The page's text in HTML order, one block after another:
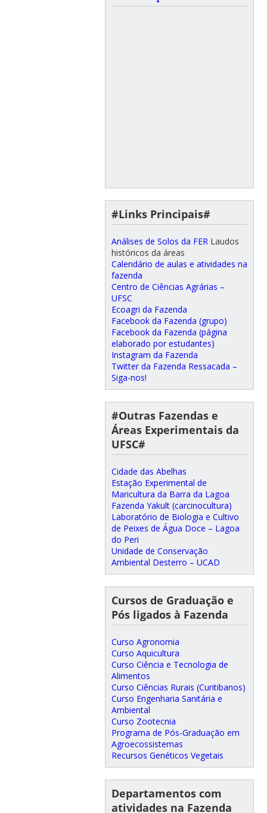
#Links Principais#
Análises de Solos da FER Laudos
históricos da áreas
Calendário de aulas e atividades na
fazenda
Centro de Ciências Agrárias –
UFSC
Ecoagri da Fazenda
Facebook da Fazenda (grupo)
Facebook da Fazenda (página
elaborado por estudantes)
Instagram da Fazenda
Twitter da Fazenda Ressacada –
Siga-nos!
#Outras Fazendas e
Áreas Experimentais da
UFSC#
Cidade das Abelhas
Estação Experimental de
Maricultura da Barra da Lagoa
Fazenda Yakult (carcinocultura)
Laboratório de Biologia e Cultivo
de Peixes de Água Doce – Lagoa
do Peri
Unidade de Conservação
Ambiental Desterro – UCAD
Cursos de Graduação e
Pós ligados à Fazenda
Curso Agronomia
Curso Aquicultura
Curso Ciência e Tecnologia de
Alimentos
Curso Ciências Rurais (Curitibanos)
Curso Engenharia Sanitária e
Ambiental
Curso Zootecnia
Programa de Pós-Graduação em
Agroecossistemas
Recursos Genéticos Vegetais
Departamentos com
atividades na Fazenda